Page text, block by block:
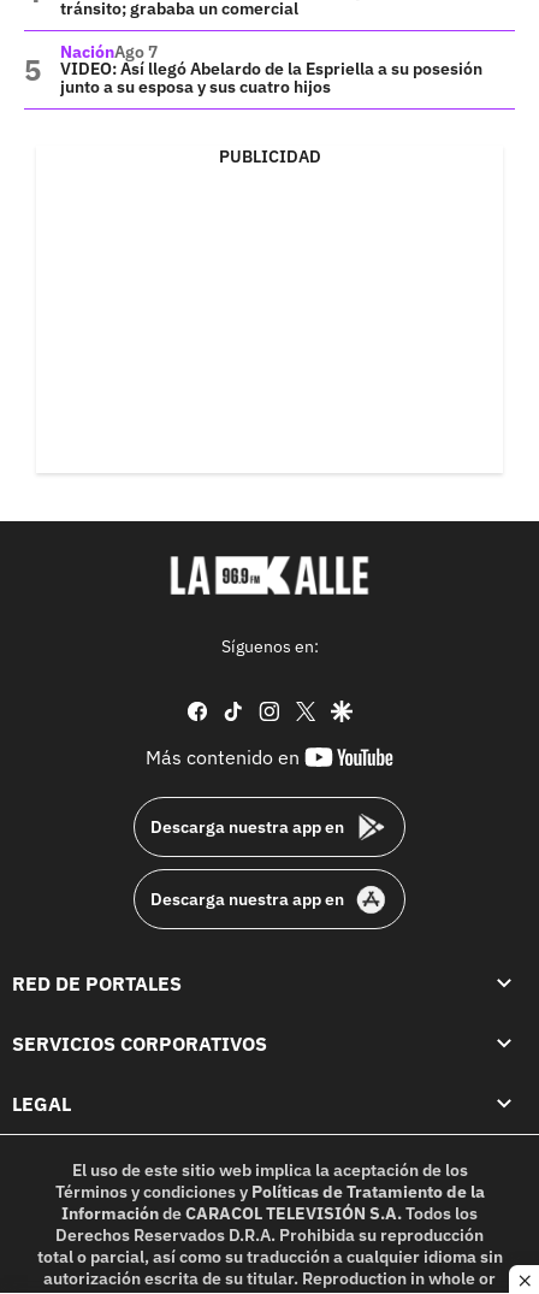
tránsito; grababa un comercial
NaciónAgo 7
VIDEO: Así llegó Abelardo de la Espriella a su posesión
junto a su esposa y sus cuatro hijos
PUBLICIDAD
Síguenos en:
facebook
tiktok instagram
twittergoogle
Más contenido en
youtube-
Descarga nuestra app en
Descarga nuestra app en
RED DE PORTALES
SERVICIOS CORPORATIVOS
LEGAL
El uso de este sitio web implica la aceptación de los
Términos y condicionesy Políticas de Tratamiento de la
InformacióndeCARACOL TELEVISIÓN S.A.Todos los
Derechos Reservados D.R.A. Prohibida su reproducción
total o parcial, así como su traducción a cualquier idioma sin
autorización escrita de su titular. Reproduction in whole or